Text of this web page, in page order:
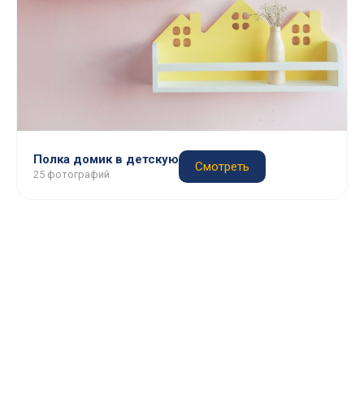
Полка домик в детскую
25 фотографий
Смотреть